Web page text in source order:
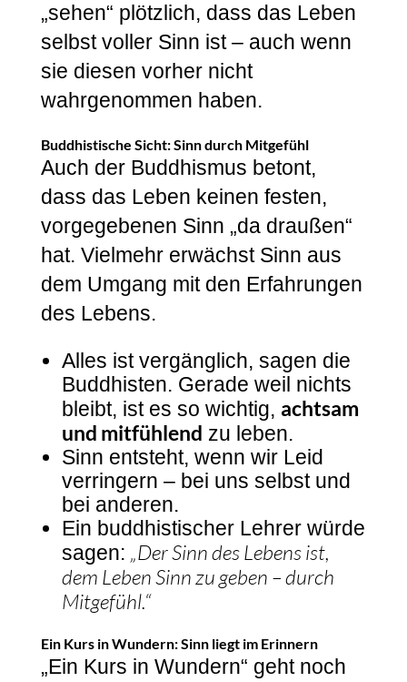
„sehen“ plötzlich, dass das Leben
selbst voller Sinn ist – auch wenn
sie diesen vorher nicht
wahrgenommen haben.
Buddhistische Sicht: Sinn durch Mitgefühl
Auch der Buddhismus betont,
dass das Leben keinen festen,
vorgegebenen Sinn „da draußen“
hat. Vielmehr erwächst Sinn aus
dem Umgang mit den Erfahrungen
des Lebens.
Alles ist vergänglich, sagen die
Buddhisten. Gerade weil nichts
bleibt, ist es so wichtig, achtsam
und mitfühlend zu leben.
Sinn entsteht, wenn wir Leid
verringern – bei uns selbst und
bei anderen.
Ein buddhistischer Lehrer würde
sagen: „Der Sinn des Lebens ist,
dem Leben Sinn zu geben – durch
Mitgefühl.“
Ein Kurs in Wundern: Sinn liegt im Erinnern
„Ein Kurs in Wundern“ geht noch